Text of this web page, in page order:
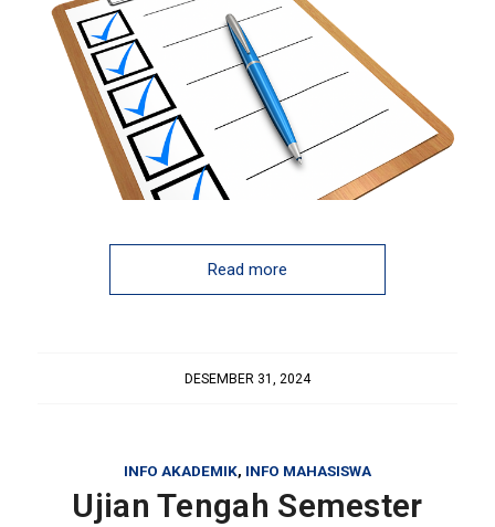
Read more
DESEMBER 31, 2024
INFO AKADEMIK, INFO MAHASISWA
Ujian Tengah Semester